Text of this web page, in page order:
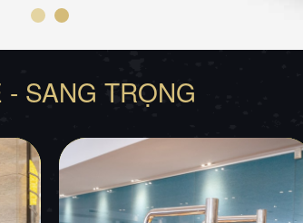
- SANG TRỌNG